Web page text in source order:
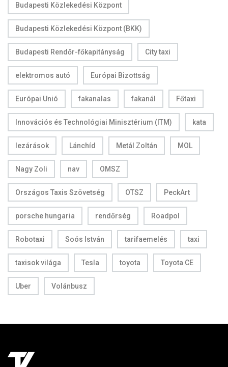
Budapesti Közlekedési Központ
Budapesti Közlekedési Központ (BKK)
Budapesti Rendőr-főkapitányság City taxi
elektromos autó Európai Bizottság
Európai Unió fakanalas fakanál Főtaxi
Innovációs és Technológiai Minisztérium (ITM) kata
lezárások Lánchíd Metál Zoltán MOL
Nagy Zoli nav OMSZ
Országos Taxis Szövetség OTSZ PeckArt
porsche hungaria rendőrség Roadpol
Robotaxi Soós István tarifaemelés taxi
taxisok világa Tesla toyota Toyota CE
Uber Volánbusz